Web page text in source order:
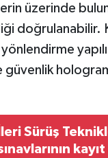
üzerinde
İleri Sürüş